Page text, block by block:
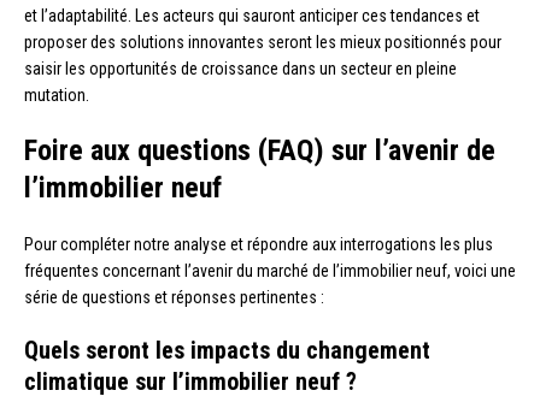
et l’adaptabilité. Les acteurs qui sauront anticiper ces tendances et
proposer des solutions innovantes seront les mieux positionnés pour
saisir les opportunités de croissance dans un secteur en pleine
mutation.
Foire aux questions (FAQ) sur l’avenir de
l’immobilier neuf
Pour compléter notre analyse et répondre aux interrogations les plus
fréquentes concernant l’avenir du marché de l’immobilier neuf, voici une
série de questions et réponses pertinentes :
Quels seront les impacts du changement
climatique sur l’immobilier neuf ?